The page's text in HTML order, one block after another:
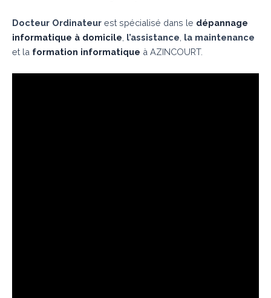
Docteur Ordinateur est spécialisé dans le dépannage
informatique à domicile l’assistance la maintenance
et la formation informatique à AZINCOURT.